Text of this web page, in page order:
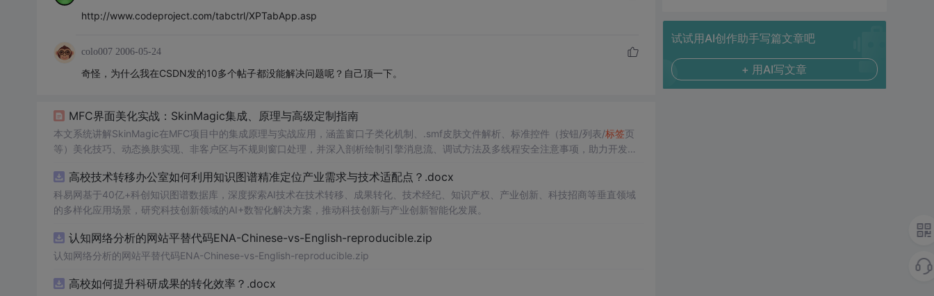
http://www.codeproject.com/tabctrl/XPTabApp.asp
colo007 2006-05-24
奇怪，为什么我在CSDN发的10多个帖子都没能解决问题呢？自己顶一下。
MFC界面美化实战：SkinMagic集成、原理与高级定制指南
本文系统讲解SkinMagic在MFC项目中的集成原理与实战应用，涵盖窗口子类化机制、.smf皮肤文件解析、标准控件（按钮/列表/标签页
等）美化技巧、动态换肤实现、非客户区与不规则窗口处理，并深入剖析绘制引擎消息流、调试方法及多线程安全注意事项，助力开发者
高校技术转移办公室如何利用知识图谱精准定位产业需求与技术适配点？.docx
科易网基于40亿+科创知识图谱数据库，深度探索AI技术在技术转移、成果转化、技术经纪、知识产权、产业创新、科技招商等垂直领域
的多样化应用场景，研究科技创新领域的AI+数智化解决方案，推动科技创新与产业创新智能化发展。
认知网络分析的网站平替代码ENA-Chinese-vs-English-reproducible.zip
认知网络分析的网站平替代码ENA-Chinese-vs-English-reproducible.zip
高校如何提升科研成果的转化效率？.docx
试试用AI创作助手写篇文章吧
+ 用AI写文章